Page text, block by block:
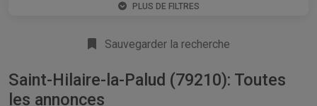
PLUS DE FILTRES
Sauvegarder la recherche
Saint-Hilaire-la-Palud (79210): Toutes
les annonces